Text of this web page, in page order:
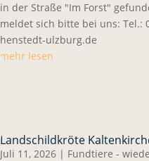
in der Straße "Im Forst"
meldet sich bitte bei uns: Tel.:
henstedt-ulzburg.de
mehr lesen
Landschildkröte
Juli 11, 2026 | Fundtiere -